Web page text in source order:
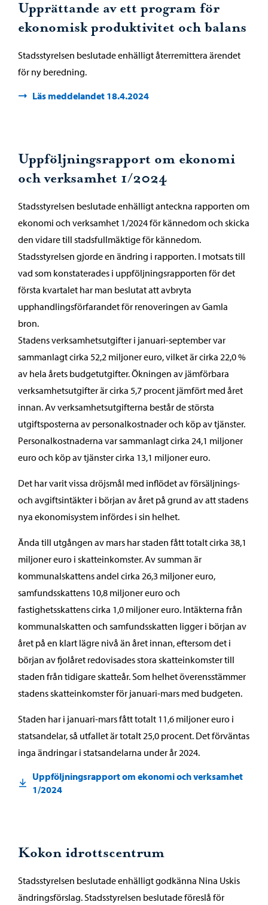
Upprättande av ett program för
ekonomisk produktivitet och balans
Stadsstyrelsen beslutade enhälligt återremittera ärendet
för ny beredning.
Läs meddelandet 18.4.2024
Uppföljningsrapport om ekonomi
och verksamhet 1/2024
Stadsstyrelsen beslutade enhälligt anteckna rapporten om
ekonomi och verksamhet 1/2024 för kännedom och skicka
den vidare till stadsfullmäktige för kännedom.
Stadsstyrelsen gjorde en ändring i rapporten. I motsats till
vad som konstaterades i uppföljningsrapporten för det
första kvartalet har man beslutat att avbryta
upphandlingsförfarandet för renoveringen av Gamla
bron.
Stadens verksamhetsutgifter i januari-september var
sammanlagt cirka 52,2 miljoner euro, vilket är cirka 22,0 %
av hela årets budgetutgifter. Ökningen av jämförbara
verksamhetsutgifter är cirka 5,7 procent jämfört med året
innan. Av verksamhetsutgifterna består de största
utgiftsposterna av personalkostnader och köp av tjänster.
Personalkostnaderna var sammanlagt cirka 24,1 miljoner
euro och köp av tjänster cirka 13,1 miljoner euro.
Det har varit vissa dröjsmål med inflödet av försäljnings-
och avgiftsintäkter i början av året på grund av att stadens
nya ekonomisystem infördes i sin helhet.
Ända till utgången av mars har staden fått totalt cirka 38,1
miljoner euro i skatteinkomster. Av summan är
kommunalskattens andel cirka 26,3 miljoner euro,
samfundsskattens 10,8 miljoner euro och
fastighetsskattens cirka 1,0 miljoner euro. Intäkterna från
kommunalskatten och samfundsskatten ligger i början av
året på en klart lägre nivå än året innan, eftersom det i
början av fjolåret redovisades stora skatteinkomster till
staden från tidigare skatteår. Som helhet överensstämmer
stadens skatteinkomster för januari-mars med budgeten.
Staden har i januari-mars fått totalt 11,6 miljoner euro i
statsandelar, så utfallet är totalt 25,0 procent. Det förväntas
inga ändringar i statsandelarna under år 2024.
Uppföljningsrapport om ekonomi och verksamhet
1/2024
Kokon idrottscentrum
Stadsstyrelsen beslutade enhälligt godkänna Nina Uskis
ändringsförslag. Stadsstyrelsen beslutade föreslå för